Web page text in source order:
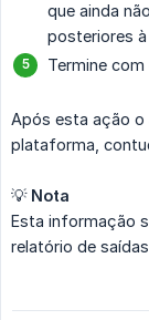
que ainda
posteriores
Termine
Após esta ação o
plataforma,
💡 Nota
Esta informação
relatório de